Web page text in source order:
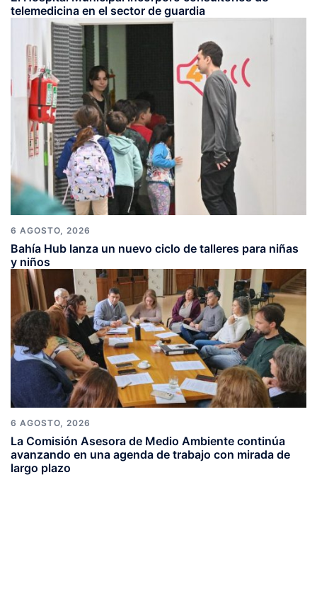
telemedicina en el sector de guardia
6 AGOSTO, 2026
Bahía Hub lanza un nuevo ciclo de talleres para niñas
y niños
6 AGOSTO, 2026
La Comisión Asesora de Medio Ambiente continúa
avanzando en una agenda de trabajo con mirada de
largo plazo